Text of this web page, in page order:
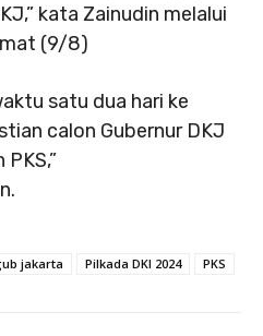
kata Zainudin melalui
(9/8)
satu dua hari ke
calon Gubernur DKJ
jakarta Pilkada DKI 2024 PKS